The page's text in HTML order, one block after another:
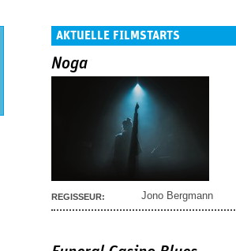
AKTUELLE FILMSTARTS
Noga
REGISSEUR: Jono Bergmann